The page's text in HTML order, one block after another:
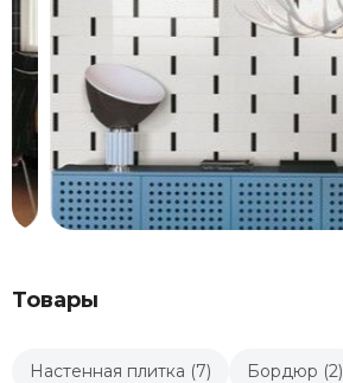
Товары
Настенная плитка (7) Бордюр (2)